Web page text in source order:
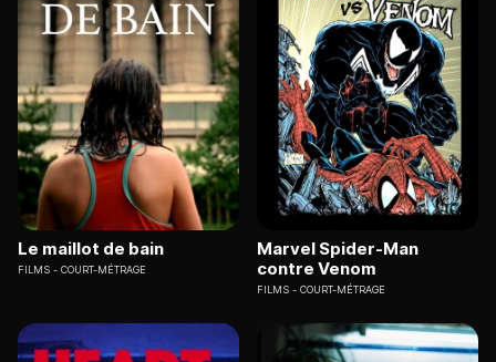
Le maillot de bain
FILMS COURT-MÉTRAGE
Marvel Spider-Man
contre Venom
FILMS COURT-MÉTRAGE